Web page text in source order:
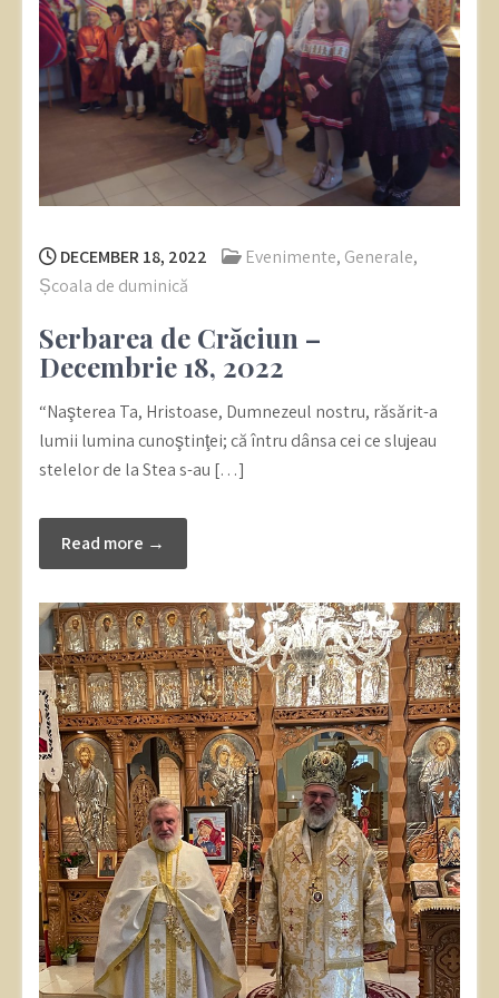
DECEMBER 18, 2022 Evenimente, Generale,
Școala de duminică
Serbarea de Crăciun –
Decembrie 18, 2022
“Naşterea Ta, Hristoase, Dumnezeul nostru, răsărit-a
lumii lumina cunoştinţei; că întru dânsa cei ce slujeau
stelelor de la Stea s-au […]
Read more →